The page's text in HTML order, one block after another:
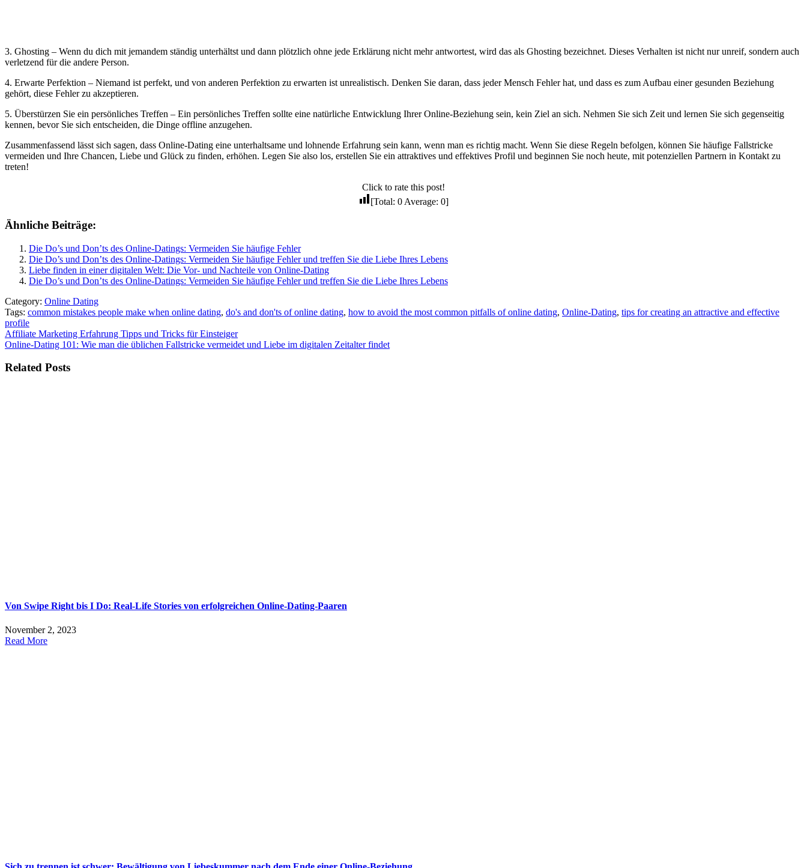
3. Ghosting – Wenn du dich mit jemandem ständig unterhältst und dann plötzlich ohne jede Erklärung nicht mehr antwortest, wird das als Ghosting bezeichnet. Dieses Verhalten ist nicht nur unreif, sondern auch
verletzend für die andere Person.
4. Erwarte Perfektion – Niemand ist perfekt, und von anderen Perfektion zu erwarten ist unrealistisch. Denken Sie daran, dass jeder Mensch Fehler hat, und dass es zum Aufbau einer gesunden Beziehung
gehört, diese Fehler zu akzeptieren.
5. Überstürzen Sie ein persönliches Treffen – Ein persönliches Treffen sollte eine natürliche Entwicklung Ihrer Online-Beziehung sein, kein Ziel an sich. Nehmen Sie sich Zeit und lernen Sie sich gegenseitig
kennen, bevor Sie sich entscheiden, die Dinge offline anzugehen.
Zusammenfassend lässt sich sagen, dass Online-Dating eine unterhaltsame und lohnende Erfahrung sein kann, wenn man es richtig macht. Wenn Sie diese Regeln befolgen, können Sie häufige Fallstricke
vermeiden und Ihre Chancen, Liebe und Glück zu finden, erhöhen. Legen Sie also los, erstellen Sie ein attraktives und effektives Profil und beginnen Sie noch heute, mit potenziellen Partnern in Kontakt zu
treten!
Click to rate this post!
[Total: 0 Average: 0]
Ähnliche Beiträge:
Die Do’s und Don’ts des Online-Datings: Vermeiden Sie häufige Fehler
Die Do’s und Don’ts des Online-Datings: Vermeiden Sie häufige Fehler und treffen Sie die Liebe Ihres Lebens
Liebe finden in einer digitalen Welt: Die Vor- und Nachteile von Online-Dating
Die Do’s und Don’ts des Online-Datings: Vermeiden Sie häufige Fehler und treffen Sie die Liebe Ihres Lebens
Category: Online Dating
Tags: common mistakes people make when online dating, do's and don'ts of online dating, how to avoid the most common pitfalls of online dating, Online-Dating, tips for creating an attractive and effective
profile
Beitragsnavigation
Affiliate Marketing Erfahrung Tipps und Tricks für Einsteiger
Online-Dating 101: Wie man die üblichen Fallstricke vermeidet und Liebe im digitalen Zeitalter findet
Related Posts
Von Swipe Right bis I Do: Real-Life Stories von erfolgreichen Online-Dating-Paaren
November 2, 2023
Read More